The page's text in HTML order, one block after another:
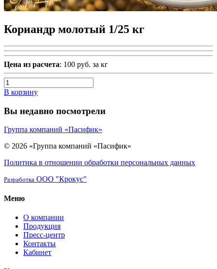
Кориандр молотый 1/25 кг
Цена из расчета: 100 руб. за кг
В корзину
Вы недавно посмотрели
Группа компаний «Пасифик»
© 2026 «Группа компаний «Пасифик»
Политика в отношении обработки персональных данных
Разработка ООО "Крокус"
Меню
О компании
Продукция
Пресс-центр
Контакты
Кабинет